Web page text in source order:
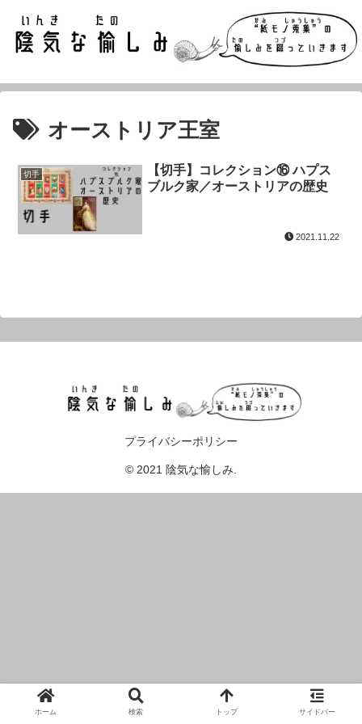
オーストリア王室
切手
【切手】コレクション⑯ ハプス
ブルク家／オーストリアの歴史
2021.11.22
プライバシーポリシー
© 2021 陰気な愉しみ.
ホーム 検索 トップ サイドバー